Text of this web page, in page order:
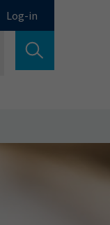
Log-in